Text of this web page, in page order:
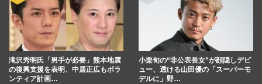
滝沢秀明氏「男手が必要」熊本地震
の復興支援を表明、中居正広もボラ
ンティア計画…
小栗旬の“非公表長女”が顔隠しデビ
ュー、透ける山田優の「スーパーモ
デルに」野…